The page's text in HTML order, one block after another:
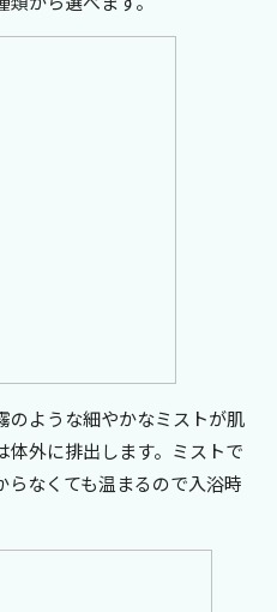
のような細やかなミストが肌
体外に排出します。ミストで
なくても温まるので入浴時